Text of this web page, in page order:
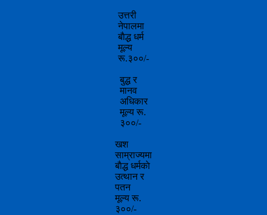
उत्तरी
नेपालमा
बाैद्ध धर्म
मूल्य
रू.३००/-
बुद्ध र
मानव
अधिकार
मूल्य रू.
३००/-
खश
साम्राज्यमा
बाैद्ध धर्मकाे
उत्थान र
पतन
मूल्य रू.
३००/-